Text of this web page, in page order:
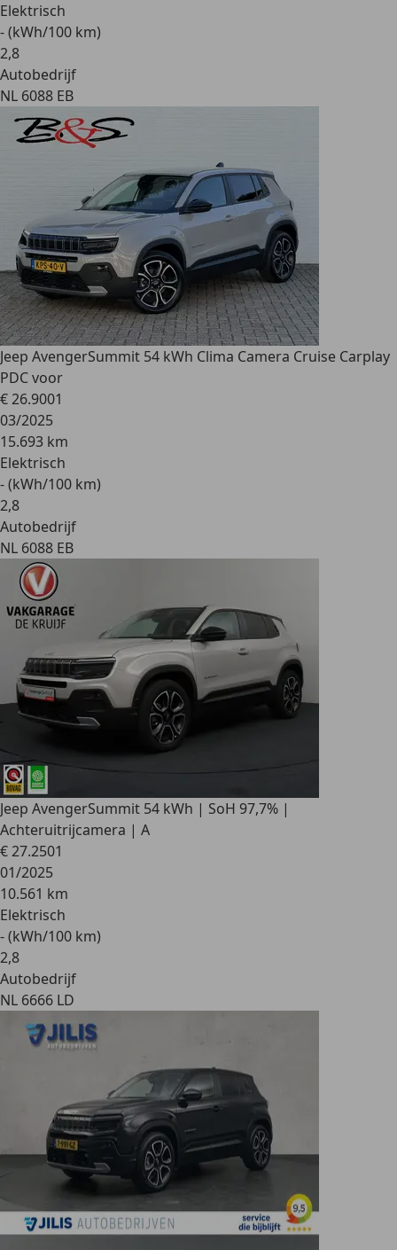
Elektrisch
- (kWh/100 km)
2,8
Autobedrijf
NL 6088 EB
Jeep AvengerSummit 54 kWh Clima Camera Cruise Carplay
PDC voor
€ 26.9001
03/2025
15.693 km
Elektrisch
- (kWh/100 km)
2,8
Autobedrijf
NL 6088 EB
Jeep AvengerSummit 54 kWh | SoH 97,7% |
Achteruitrijcamera | A
€ 27.2501
01/2025
10.561 km
Elektrisch
- (kWh/100 km)
2,8
Autobedrijf
NL 6666 LD